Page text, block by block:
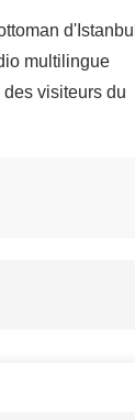
d'Istanbul
multilingue
visiteurs du